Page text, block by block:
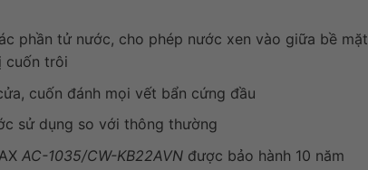
phần tử nước, cho phép nước xen vào giữa bề mặt
cuốn trôi
cuốn đánh mọi vết bẩn cứng đầu
sử dụng so với thông thường
AC-1035/CW-KB22AVNđược bảo hành 10 năm